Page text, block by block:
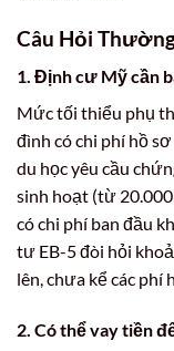
Câu Hỏi
1. Định cư Mỹ cần
Mức tối thiểu phụ
đình có chi phí hồ
du học yêu cầu
sinh hoạt (từ
có chi phí ban đầu
tư EB-5 đòi hỏi
lên, chưa kể các phí
2. Có thể vay tiền